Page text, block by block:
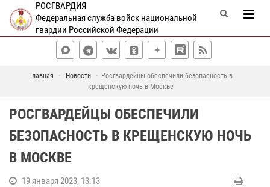
РОСГВАРДИЯ
Федеральная служба войск национальной
гвардии Российской Федерации
Главная Новости
Росгвардейцы обеспечили безопасность в
крещенскую ночь в Москве
РОСГВАРДЕЙЦЫ ОБЕСПЕЧИЛИ
БЕЗОПАСНОСТЬ В КРЕЩЕНСКУЮ НОЧЬ
В МОСКВЕ
19 января 2023, 13:13